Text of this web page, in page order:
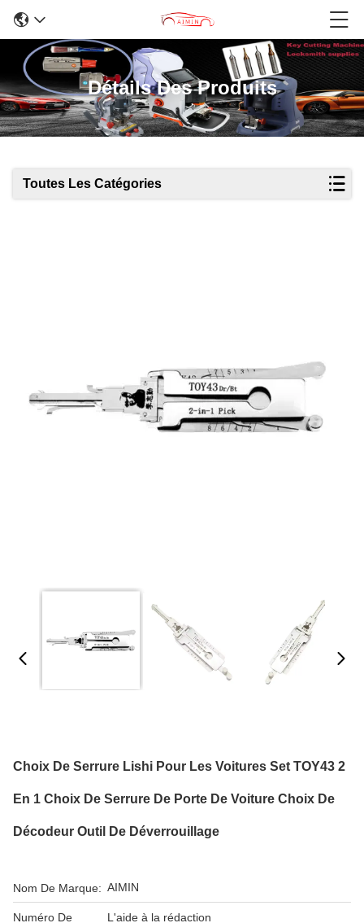
Détails Des Produits
Toutes Les Catégories
Choix De Serrure Lishi Pour Les Voitures Set TOY43 2
En 1 Choix De Serrure De Porte De Voiture Choix De
Décodeur Outil De Déverrouillage
Nom De Marque: AIMIN
Numéro De
L'aide à la rédaction